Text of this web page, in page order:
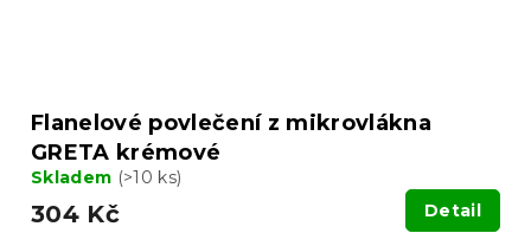
Flanelové povlečení z mikrovlákna
GRETA krémové
Skladem (>10 ks)
304 Kč Detail